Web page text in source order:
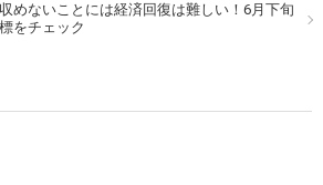
めないことには経済回復は難しい！6月下旬
をチェック